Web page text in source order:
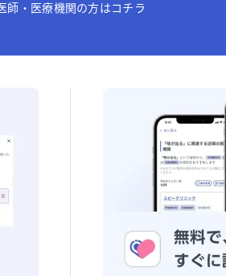
師・医療機関の方はコチラ